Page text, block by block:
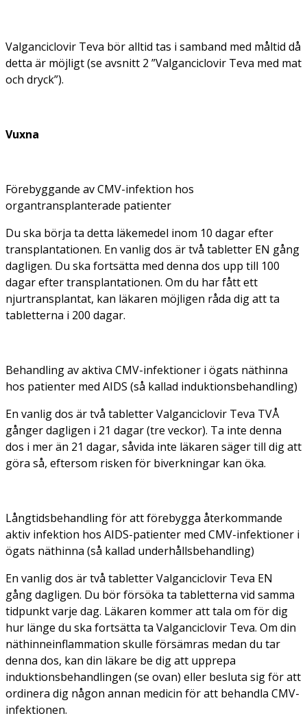
Valganciclovir Teva bör alltid tas i samband med måltid då
detta är möjligt (se avsnitt 2 ”Valganciclovir Teva med mat
och dryck”).
Vuxna
Förebyggande av CMV-infektion hos
organtransplanterade patienter
Du ska börja ta detta läkemedel inom 10 dagar efter
transplantationen. En vanlig dos är två tabletter EN gång
dagligen. Du ska fortsätta med denna dos upp till 100
dagar efter transplantationen. Om du har fått ett
njurtransplantat, kan läkaren möjligen råda dig att ta
tabletterna i 200 dagar.
Behandling av aktiva CMV-infektioner i ögats näthinna
hos patienter med AIDS (så kallad induktionsbehandling)
En vanlig dos är två tabletter Valganciclovir Teva TVÅ
gånger dagligen i 21 dagar (tre veckor). Ta inte denna
dos i mer än 21 dagar, såvida inte läkaren säger till dig att
göra så, eftersom risken för biverkningar kan öka.
Långtidsbehandling för att förebygga återkommande
aktiv infektion hos AIDS-patienter med CMV-infektioner i
ögats näthinna (så kallad underhållsbehandling)
En vanlig dos är två tabletter Valganciclovir Teva EN
gång dagligen. Du bör försöka ta tabletterna vid samma
tidpunkt varje dag. Läkaren kommer att tala om för dig
hur länge du ska fortsätta ta Valganciclovir Teva. Om din
näthinneinflammation skulle försämras medan du tar
denna dos, kan din läkare be dig att upprepa
induktionsbehandlingen (se ovan) eller besluta sig för att
ordinera dig någon annan medicin för att behandla CMV-
infektionen.